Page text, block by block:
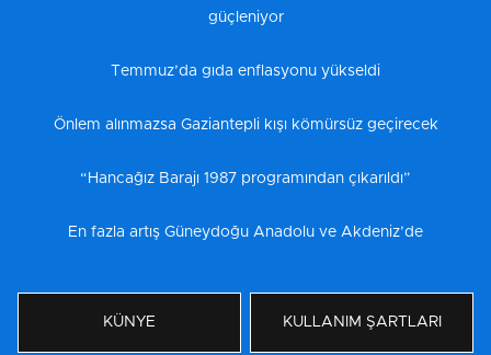
güçleniyor
Temmuz’da gıda enflasyonu yükseldi
Önlem alınmazsa Gaziantepli kışı kömürsüz geçirecek
“Hancağız Barajı 1987 programından çıkarıldı”
En fazla artış Güneydoğu Anadolu ve Akdeniz’de
KÜNYE KULLANIM ŞARTLARI